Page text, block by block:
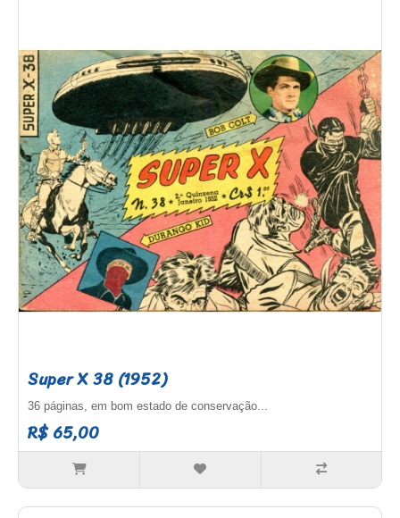
Super X 38 (1952)
36 páginas, em bom estado de conservação...
R$ 65,00